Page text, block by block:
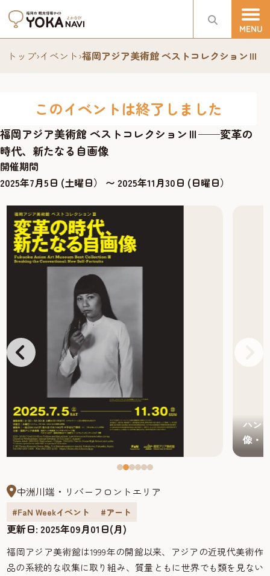
トップ›イベント›福岡アジア美術館 ベストコレクション
このイベントは終了しました
福岡アジア美術館 ベストコレクションⅢ──変革の
時代、新たなる自画像
開催期間
2025年7月5日 (土曜日） 〜 2025年11月30日 (日曜日）
ハン・ティ・ファム［ベトナム／アメリカ］《自画
像・ロングヘア・パイプ》1985年
中洲川端・リバーフロントエリア
#FaN Weekイベント #アート
更新日:2025年09月01日(月)
福岡アジア美術館は1999年の開館以来、アジアの近現代美術作
品の系統的な収集に取り組み、質量ともに世界でも類を見ない